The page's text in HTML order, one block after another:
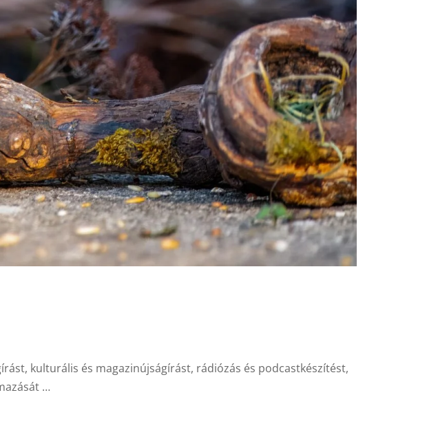
kulturális és magazinújságírást, rádiózás és podcastkészítést,
…